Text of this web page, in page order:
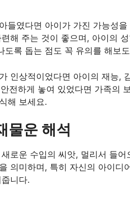
들였다면 아이가 가진 가능성
해 주는 것이 좋으며, 아이의
도록 돕는 점도 꼭 유의를 해보
인상적이었다면 아이의 재능,
전하게 놓여 있었다면 가족의
해 보세요.
물운 해석
로운 수입의 씨앗, 멀리서 들
의미하며, 특히 자신의 아이디
니다.